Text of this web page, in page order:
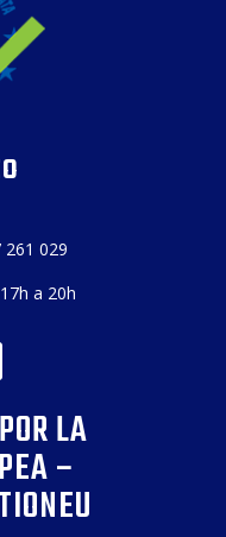
261 029
a 20h
LA
–